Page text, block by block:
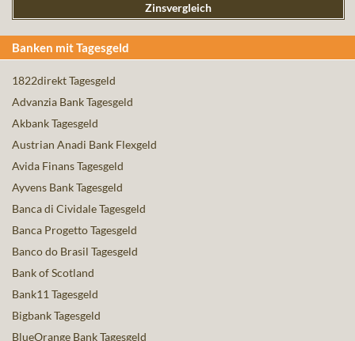
Zinsvergleich
Banken mit Tagesgeld
1822direkt Tagesgeld
Advanzia Bank Tagesgeld
Akbank Tagesgeld
Austrian Anadi Bank Flexgeld
Avida Finans Tagesgeld
Ayvens Bank Tagesgeld
Banca di Cividale Tagesgeld
Banca Progetto Tagesgeld
Banco do Brasil Tagesgeld
Bank of Scotland
Bank11 Tagesgeld
Bigbank Tagesgeld
BlueOrange Bank Tagesgeld